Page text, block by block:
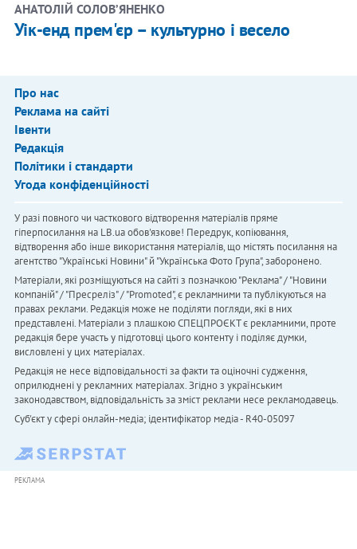
АНАТОЛІЙ СОЛОВ’ЯНЕНКО
Уік-енд прем'єр – культурно і весело
Про нас
Реклама на сайті
Івенти
Редакція
Політики і стандарти
Угода конфіденційності
У разі повного чи часткового відтворення матеріалів пряме
гіперпосилання на LB.ua обов'язкове! Передрук, копіювання,
відтворення або інше використання матеріалів, що містять посилання на
агентство "Українськi Новини" й "Українська Фото Група", заборонено.
Матеріали, які розміщуються на сайті з позначкою "Реклама" / "Новини
компаній" / "Пресреліз" / "Promoted", є рекламними та публікуються на
правах реклами. Редакція може не поділяти погляди, які в них
представлені. Матеріали з плашкою СПЕЦПРОЄКТ є рекламними, проте
редакція бере участь у підготовці цього контенту і поділяє думки,
висловлені у цих матеріалах.
Редакція не несе відповідальності за факти та оціночні судження,
оприлюднені у рекламних матеріалах. Згідно з українським
законодавством, відповідальність за зміст реклами несе рекламодавець.
Cуб'єкт у сфері онлайн-медіа; ідентифікатор медіа - R40-05097
РЕКЛАМА